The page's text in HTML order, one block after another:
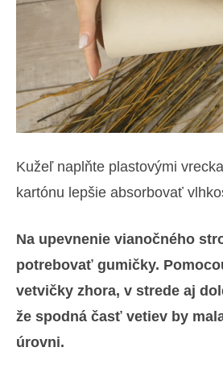
Kužeľ naplňte plastovými
kartónu lepšie absorbovať
Na upevnenie vianočného
potrebovať gumičky.
vetvičky zhora, v strede aj
že spodná časť vetiev by
úrovni.